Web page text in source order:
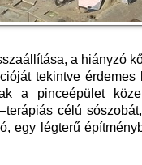
a hiányzó
tekintve
a pinceépület
célú
egy légterű